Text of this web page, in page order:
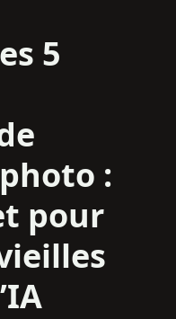
5
:
pour